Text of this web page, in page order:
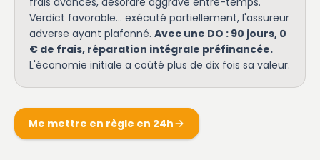
Verdict favorable… exécuté partiellement, l'assureur
adverse ayant plafonné. Avec une DO : 90 jours, 0
€ de frais, réparation intégrale préfinancée.
L'économie initiale a coûté plus de dix fois sa valeur.
Me mettre en règle en 24h